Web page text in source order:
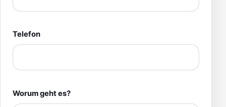
Telefon
Worum geht es?